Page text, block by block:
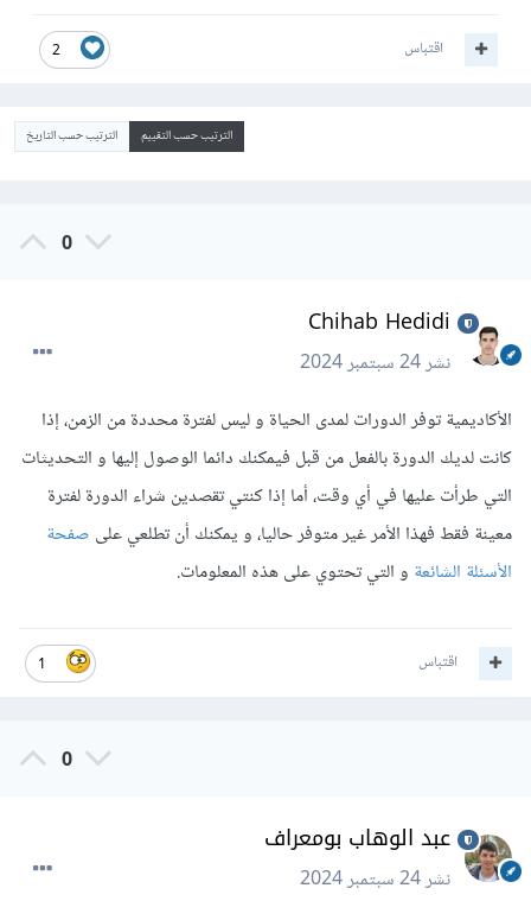
2 اقتباس
الترتيب حسب التقييم الترتيب حسب التاريخ
0
Chihab Hedidi
نشر24 سبتمبر 2024
الأكاديمية توفر الدورات لمدى الحياة و ليس لفترة محددة من الزمن، إذا
كانت لديك الدورة بالفعل من قبل فيمكنك دائما الوصول إليها و التحديثات
التي طرأت عليها في أي وقت، أما إذا كنتي تقصدين شراء الدورة لفترة
معينة فقط فهذا الأمر غير متوفر حاليا، و يمكنك أن تطلعي على صفحة
الأسئلة الشائعةو التي تحتوي على هذه المعلومات.
1 اقتباس
0
عبد الوهاب بومعراف
نشر24 سبتمبر 2024